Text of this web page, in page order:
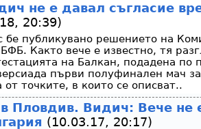
не е давал съгласие
20:39)
бе публикувано решението на
Както вече е известно, тя
на Балкан, подадена по
първи полуфинален мач
от точките, в които се описват..
Пловдив. Видич: Вече не
(10.03.17, 20:17)